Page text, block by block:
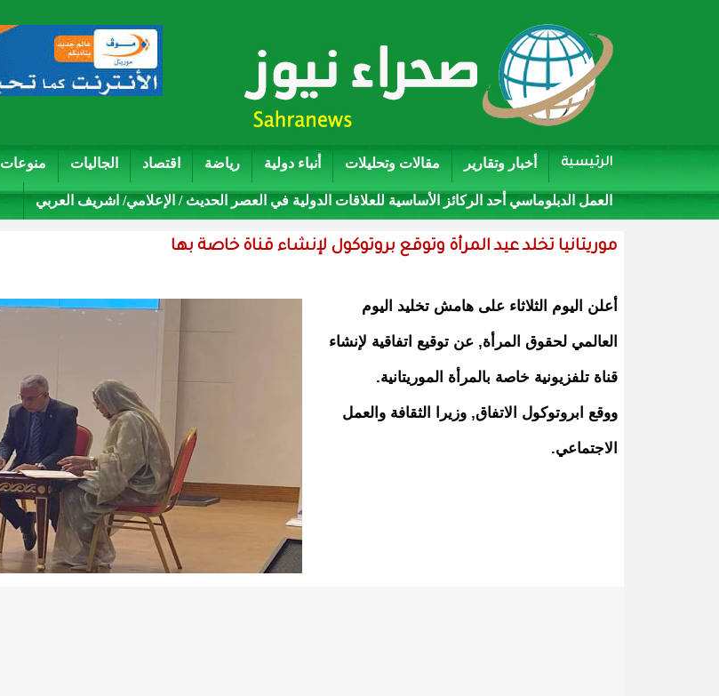
الرئيسية أخبار وتقارير مقالات وتحليلات أنباء دولية رياضة اقتصاد الجاليات منوعات
العمل الدبلوماسي أحد الركائز الأساسية للعلاقات الدولية في العصر الحديث / الإعلامي/ اشريف العربي
موريتانيا تخلد عيد المرأة وتوقع بروتوكول لإنشاء قناة خاصة بها
أعلن اليوم الثلاثاء على هامش تخليد اليوم
العالمي لحقوق المرأة, عن توقيع اتفاقية لإنشاء
قناة تلفزيونية خاصة بالمرأة الموريتانية.
ووقع ابروتوكول الاتفاق, وزيرا الثقافة والعمل
الاجتماعي.